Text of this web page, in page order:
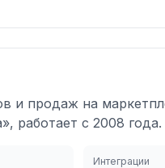
и продаж на
работает с 2008 года.
Интеграции